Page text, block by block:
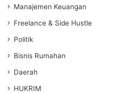
Manajemen Keuangan
Freelance & Side Hustle
Politik
Bisnis Rumahan
Daerah
HUKRIM